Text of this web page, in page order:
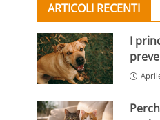
ARTICOLI RECENTI
I